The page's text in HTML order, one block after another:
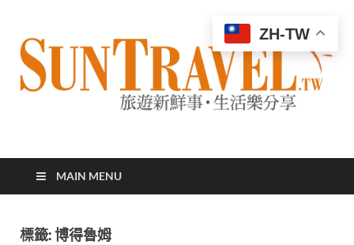
太陽網
MAIN MENU
標籤:博得魯姆
ZH-TW